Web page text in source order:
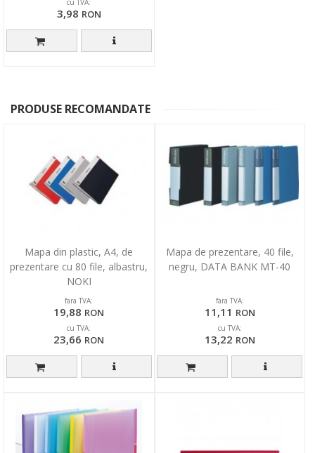
3,98 RON
PRODUSE RECOMANDATE
Mapa din plastic, A4, de
prezentare cu 80 file, albastru,
NOKI
fara TVA:
19,88 RON
cu TVA:
23,66 RON
Mapa de prezentare, 40 file,
negru, DATA BANK MT-40
fara TVA:
11,11 RON
cu TVA:
13,22 RON